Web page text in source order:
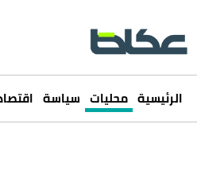
الرئيسية محليات سياسة